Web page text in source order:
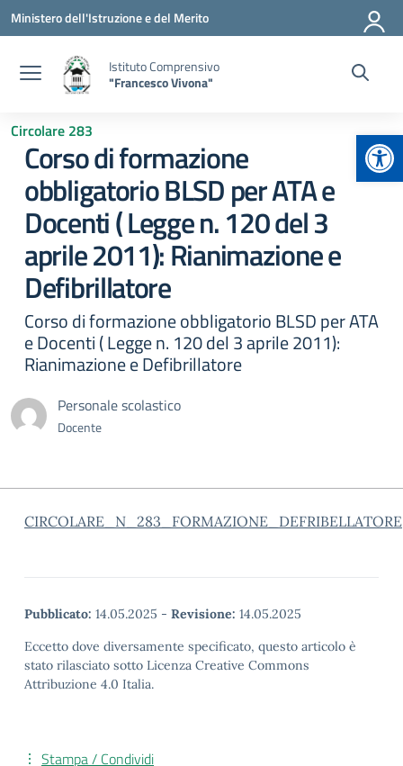
Vai ai contenuti
Vai al menu di navigazione
Vai al footer
Ministero dell'Istruzione e del Merito
Istituto Comprensivo
"Francesco Vivona"
Circolare 283
Corso di formazione
obbligatorio BLSD per ATA e
Docenti ( Legge n. 120 del 3
aprile 2011): Rianimazione e
Defibrillatore
Corso di formazione obbligatorio BLSD per ATA
e Docenti ( Legge n. 120 del 3 aprile 2011):
Rianimazione e Defibrillatore
Personale scolastico
Docente
CIRCOLARE_N_283_FORMAZIONE_DEFRIBELLATORE
Pubblicato: 14.05.2025 - Revisione: 14.05.2025
Eccetto dove diversamente specificato, questo articolo è
stato rilasciato sotto Licenza Creative Commons
Attribuzione 4.0 Italia.
Stampa / Condividi